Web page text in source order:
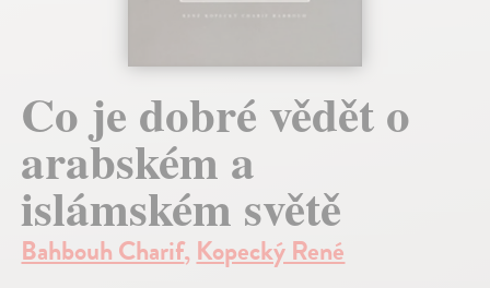
Co je dobré vědět o
arabském a
islámském světě
Bahbouh Charif,Kopecký René